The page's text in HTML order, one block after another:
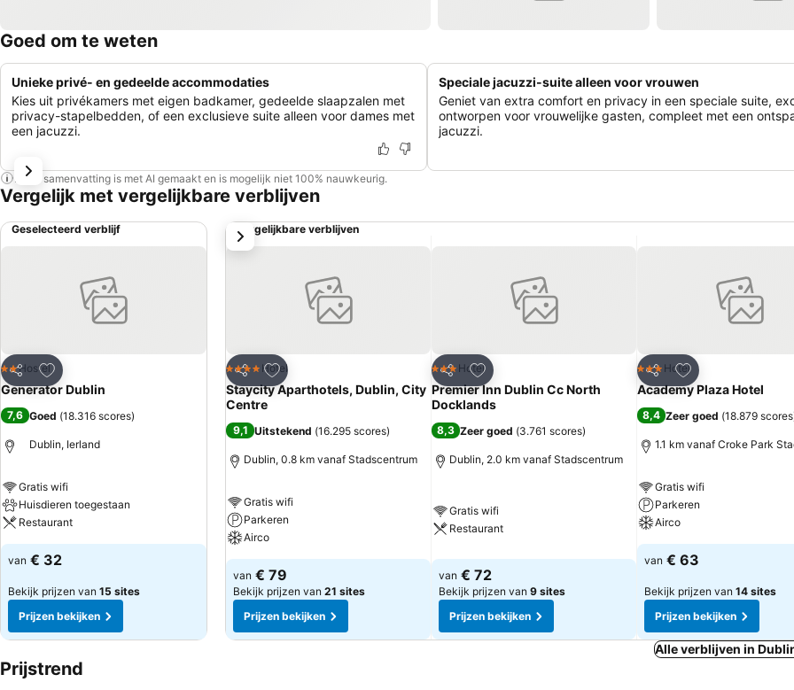
Goed om te weten
Unieke privé- en gedeelde accommodaties
Kies uit privékamers met eigen badkamer, gedeelde slaapzalen met
privacy-stapelbedden, of een exclusieve suite alleen voor dames met
een jacuzzi.
Speciale jacuzzi-suite alleen voor vrouwen
Geniet van extra comfort en privacy in een speciale suite,
ontworpen voor vrouwelijke gasten, compleet met een
jacuzzi.
Deze samenvatting is met AI gemaakt en is mogelijk niet 100% nauwkeurig.
Vergelijk met vergelijkbare verblijven
Geselecteerd verblijf
Delen
Toevoegen aan favorieten
2 Sterren
Hostel
Generator Dublin
7,6 Goed (18.316 scores)
Dublin, Ierland
Gratis wifi
Huisdieren toegestaan
Restaurant
van € 32
Bekijk prijzen van 15 sites
Prijzen bekijken
Vergelijkbare verblijven
Delen
Toevoegen aan favorieten
4 SterrenHotel
Staycity Aparthotels, Dublin, City
Centre
9,1 Uitstekend (16.295 scores)
Dublin, 0.8 km vanaf Stadscentrum
Gratis wifi
Parkeren
Airco
van € 79
Bekijk prijzen van 21 sites
Prijzen bekijken
Delen
Toevoegen aan favorieten
3 Sterren
Hotel
Premier Inn Dublin Cc North
Docklands
8,3 Zeer goed (3.761 scores)
Dublin, 2.0 km vanaf Stadscentrum
Gratis wifi
Restaurant
van € 72
Bekijk prijzen van 9 sites
Prijzen bekijken
Delen
Toevoegen aan
3 Sterren
Hotel
Academy Plaza Hotel
8,4 Zeer goed (18.879 scores
1.1 km vanaf Croke Park
Gratis wifi
Parkeren
Airco
van € 63
Bekijk prijzen van 14 sites
Prijzen bekijken
volgende
Alle verblijven in
Prijstrend